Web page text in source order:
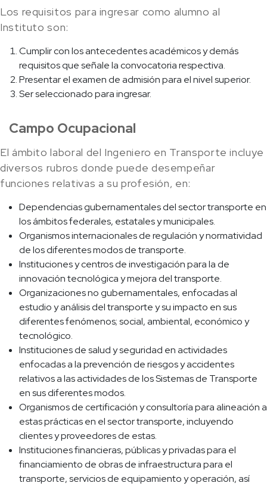
Los requisitos para ingresar como alumno al
Instituto son:
Cumplir con los antecedentes académicos y demás
requisitos que señale la convocatoria respectiva.
Presentar el examen de admisión para el nivel superior.
Ser seleccionado para ingresar.
Campo Ocupacional
El ámbito laboral del Ingeniero en Transporte incluye
diversos rubros donde puede desempeñar
funciones relativas a su profesión, en:
Dependencias gubernamentales del sector transporte en
los ámbitos federales, estatales y municipales.
Organismos internacionales de regulación y normatividad
de los diferentes modos de transporte.
Instituciones y centros de investigación para la de
innovación tecnológica y mejora del transporte.
Organizaciones no gubernamentales, enfocadas al
estudio y análisis del transporte y su impacto en sus
diferentes fenómenos; social, ambiental, económico y
tecnológico.
Instituciones de salud y seguridad en actividades
enfocadas a la prevención de riesgos y accidentes
relativos a las actividades de los Sistemas de Transporte
en sus diferentes modos.
Organismos de certificación y consultoría para alineación a
estas prácticas en el sector transporte, incluyendo
clientes y proveedores de estas.
Instituciones financieras, públicas y privadas para el
financiamiento de obras de infraestructura para el
transporte, servicios de equipamiento y operación, así